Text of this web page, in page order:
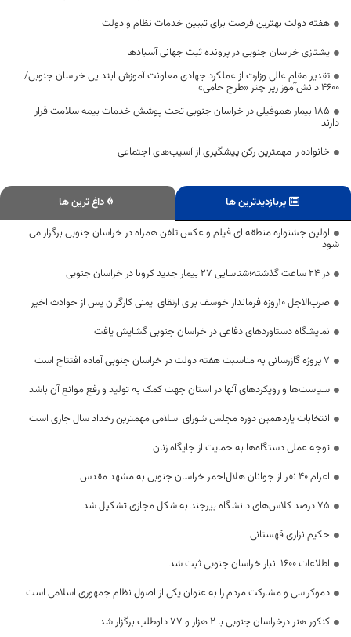
هفته دولت بهترین فرصت برای تبیین خدمات نظام و دولت
یشتازی خراسان جنوبی در پرونده ثبت جهانی آسبادها
تقدیر مقام عالی وزارت از عملکرد جهادی معاونت آموزش ابتدایی خراسان جنوبی/
۴۶۰۰ دانش‌آموز زیر چتر «طرح حامی»
۱۸۵ بیمار هموفیلی در خراسان جنوبی تحت پوشش خدمات بیمه سلامت قرار
دارند
خانواده را مهمترین رکن پیشگیری از آسیب‌های اجتماعی
پربازدیدترین ها
داغ ترین ها
اولین جشنواره‌ منطقه ای فیلم و عکس تلفن همراه در خراسان جنوبی برگزار می
شود
در 24 ساعت گذشته؛شناسایی 27 بیمار جدید کرونا در خراسان جنوبی
ضرب‌الاجل 10روزه فرماندار خوسف برای ارتقای ایمنی کارگران پس از حوادث اخیر
نمایشگاه دستاوردهای دفاعی در خراسان جنوبی گشایش یافت
۷ پروژه گازرسانی به مناسبت هفته دولت در خراسان جنوبی آماده افتتاح است
سیاست‌ها و رویکردهای آنها در استان جهت کمک به تولید و رفع موانع آن باشد
انتخابات یازدهمین دوره مجلس شورای اسلامی مهمترین رخداد سال جاری است
توجه عملی دستگاه‌ها به حمایت از جایگاه زنان
اعزام 40 نفر از جوانان هلال‌احمر خراسان جنوبی به مشهد مقدس
۷۵ درصد کلاس‌های دانشگاه بیرجند به شکل مجازی تشکیل شد
حکیم نزاری قهستانی
اطلاعات 1600 انبار خراسان جنوبی ثبت شد
دموکراسی و مشارکت مردم را به عنوان یکی از اصول نظام جمهوری اسلامی است
کنکور هنر درخراسان جنوبی با ۲ هزار و ۷۷ داوطلب برگزار شد